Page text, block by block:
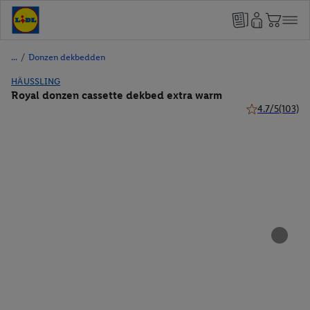
/ Donzen dekbedden
HÄUSSLING
Royal donzen cassette dekbed extra warm
4.7/5(103)